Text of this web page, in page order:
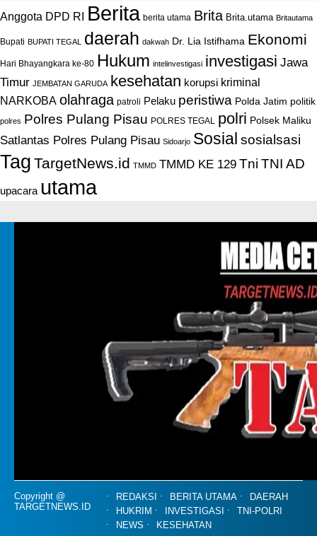
Anggota DPD RI Berita berita utama Brita Brita.utama Britautama
Bupati BUPATI TEGAL daerah dakwah Dr. Lia Istifhama Ekonomi
Hari Bhayangkara ke-80 Hukum intelinvestigasi investigasi Jawa
Timur JEMBATAN GARUDA kesehatan korupsi kriminal
NARKOBA olahraga patroli Pelaku peristiwa Polda Jatim politik
polres Polres Pulang Pisau POLRES TEGAL polri Polsek Maliku
Satlantas Polres Pulang Pisau Sidoarjo Sosial sosialsasi
Tag TargetNews.id TMMD TMMD KE 129 Tni TNI AD
upacara utama
Copyright @
TARGETNEWS.ID
REDAKSI BERITA UTAMA
DAERAH
HUKRIM
INVESTIGASI
TNI-POLRI
NEWS
KESEHATAN